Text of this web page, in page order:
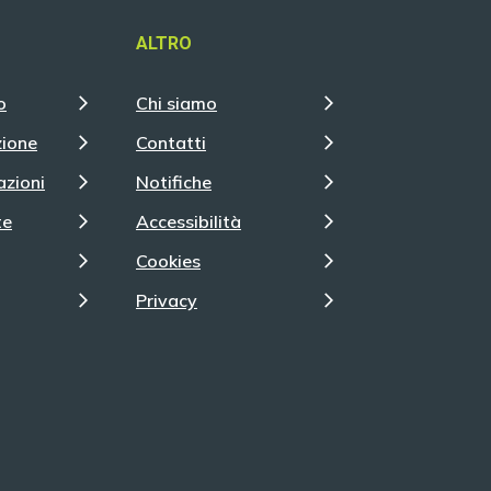
ALTRO
Chi siamo
Contatti
Notifiche
Accessibilità
Cookies
Privacy